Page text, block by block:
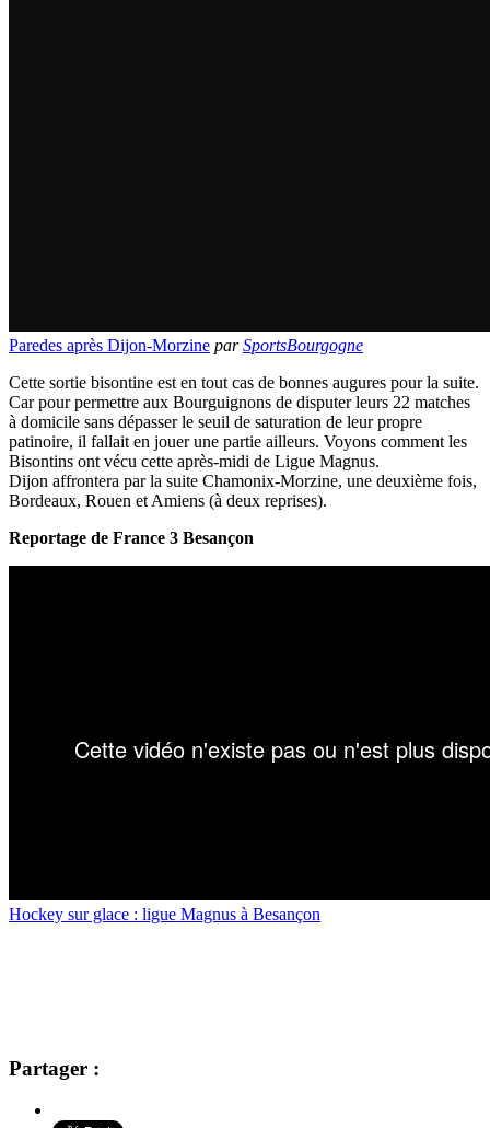
Paredes après Dijon-Morzine parSportsBourgogne
Cette sortie bisontine est en tout cas de bonnes augures pour la suite.
Car pour permettre aux Bourguignons de disputer leurs 22 matches
à domicile sans dépasser le seuil de saturation de leur propre
patinoire, il fallait en jouer une partie ailleurs. Voyons comment les
Bisontins ont vécu cette après-midi de Ligue Magnus.
Dijon affrontera par la suite Chamonix-Morzine, une deuxième fois,
Bordeaux, Rouen et Amiens (à deux reprises).
Reportage de France 3 Besançon
Hockey sur glace : ligue Magnus à Besançon
Partager :